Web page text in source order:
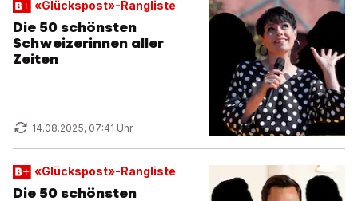
«Glückspost»-Rangliste
Die 50 schönsten
Schweizerinnen aller
Zeiten
14.08.2025, 07:41 Uhr
«Glückspost»-Rangliste
Die 50 schönsten